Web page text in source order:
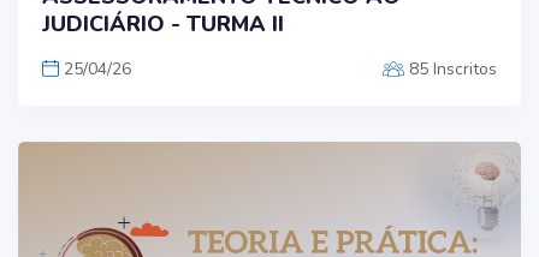
JUDICIÁRIO - TURMA II
25/04/26 85 Inscritos